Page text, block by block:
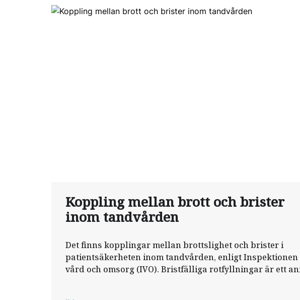
Koppling mellan brott och brister
inom tandvården
Det finns kopplingar mellan brottslighet och brister i
patientsäkerheten inom tandvården, enligt
vård och omsorg (IVO). Bristfälliga rotfyllningar är ett